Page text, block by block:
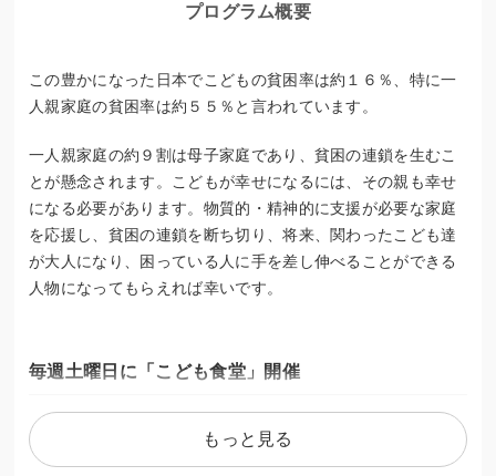
プログラム概要
この豊かになった日本でこどもの貧困率は約１６％、特に一
人親家庭の貧困率は約５５％と言われています。
一人親家庭の約９割は母子家庭であり、貧困の連鎖を生むこ
とが懸念されます。こどもが幸せになるには、その親も幸せ
になる必要があります。物質的・精神的に支援が必要な家庭
を応援し、貧困の連鎖を断ち切り、将来、関わったこども達
が大人になり、困っている人に手を差し伸べることができる
人物になってもらえれば幸いです。
毎週土曜日に「こども食堂」開催
困っている人は待ったなしです！
もっと見る